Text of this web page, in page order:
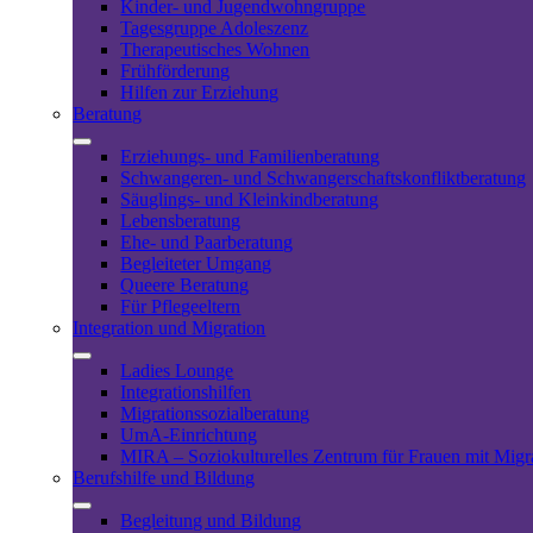
Kinder- und Jugendwohngruppe
Tagesgruppe Adoleszenz
Therapeutisches Wohnen
Frühförderung
Hilfen zur Erziehung
Beratung
Erziehungs- und Familienberatung
Schwangeren- und Schwangerschaftskonfliktberatung
Säuglings- und Kleinkindberatung
Lebensberatung
Ehe- und Paarberatung
Begleiteter Umgang
Queere Beratung
Für Pflegeeltern
Integration und Migration
Ladies Lounge
Integrationshilfen
Migrationssozialberatung
UmA-Einrichtung
MIRA – Soziokulturelles Zentrum für Frauen mit
Berufshilfe und Bildung
Begleitung und Bildung